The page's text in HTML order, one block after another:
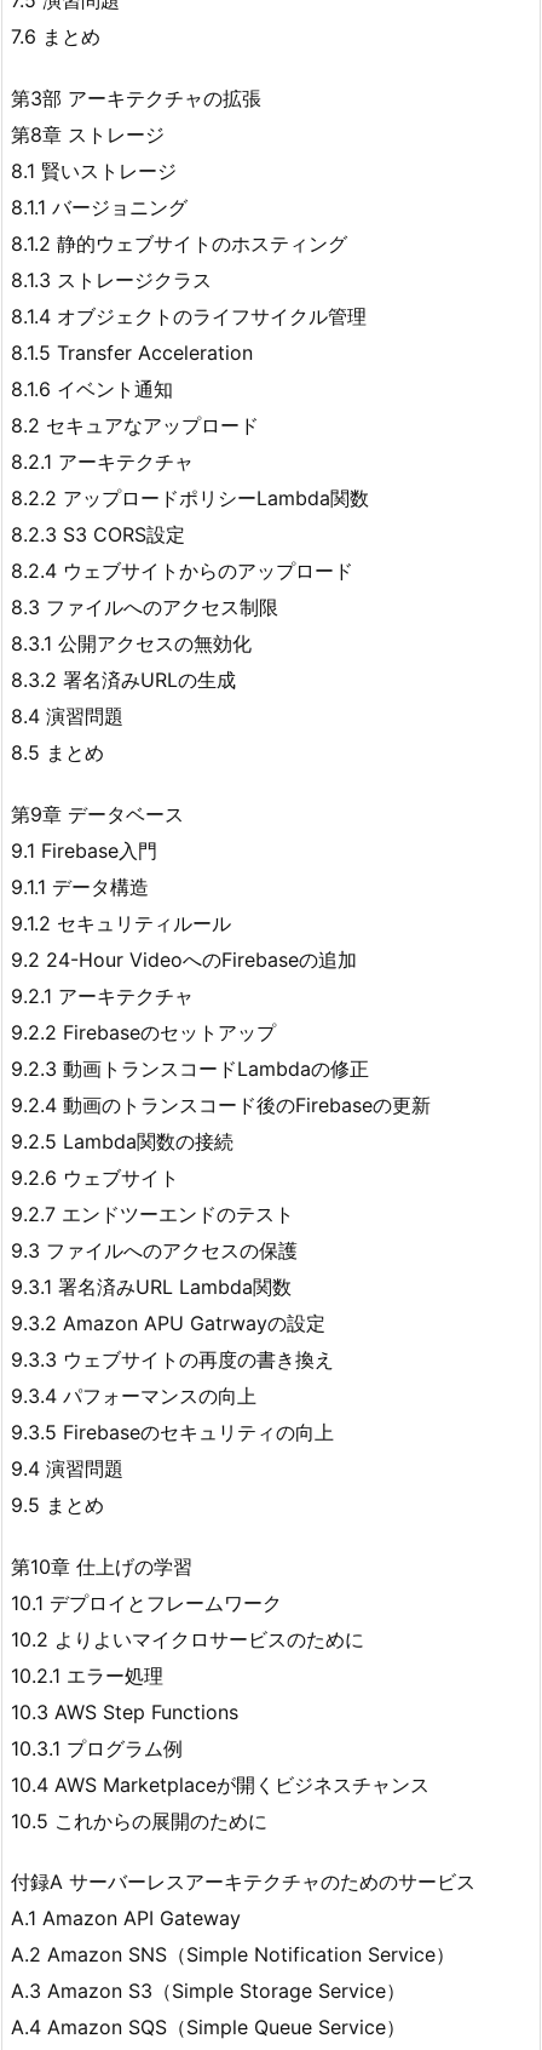
7.6 まとめ
第3部 アーキテクチャの拡張
第8章 ストレージ
8.1 賢いストレージ
8.1.1 バージョニング
8.1.2 静的ウェブサイトのホスティング
8.1.3 ストレージクラス
8.1.4 オブジェクトのライフサイクル管理
8.1.5 Transfer Acceleration
8.1.6 イベント通知
8.2 セキュアなアップロード
8.2.1 アーキテクチャ
8.2.2 アップロードポリシーLambda関数
8.2.3 S3 CORS設定
8.2.4 ウェブサイトからのアップロード
8.3 ファイルへのアクセス制限
8.3.1 公開アクセスの無効化
8.3.2 署名済みURLの生成
8.4 演習問題
8.5 まとめ
第9章 データベース
9.1 Firebase入門
9.1.1 データ構造
9.1.2 セキュリティルール
9.2 24-Hour VideoへのFirebaseの追加
9.2.1 アーキテクチャ
9.2.2 Firebaseのセットアップ
9.2.3 動画トランスコードLambdaの修正
9.2.4 動画のトランスコード後のFirebaseの更新
9.2.5 Lambda関数の接続
9.2.6 ウェブサイト
9.2.7 エンドツーエンドのテスト
9.3 ファイルへのアクセスの保護
9.3.1 署名済みURL Lambda関数
9.3.2 Amazon APU Gatrwayの設定
9.3.3 ウェブサイトの再度の書き換え
9.3.4 パフォーマンスの向上
9.3.5 Firebaseのセキュリティの向上
9.4 演習問題
9.5 まとめ
第10章 仕上げの学習
10.1 デプロイとフレームワーク
10.2 よりよいマイクロサービスのために
10.2.1 エラー処理
10.3 AWS Step Functions
10.3.1 プログラム例
10.4 AWS Marketplaceが開くビジネスチャンス
10.5 これからの展開のために
付録A サーバーレスアーキテクチャのためのサービス
A.1 Amazon API Gateway
A.2 Amazon SNS（Simple Notification Service）
A.3 Amazon S3（Simple Storage Service）
A.4 Amazon SQS（Simple Queue Service）